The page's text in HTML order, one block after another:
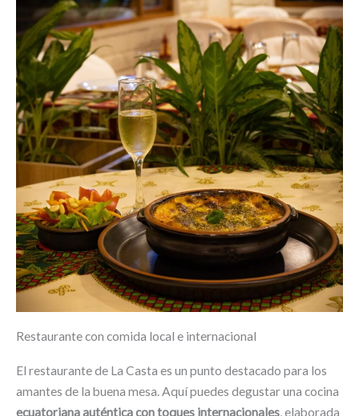
Restaurante con comida local e internacional
El restaurante de La Casta es un punto destacado para los
amantes de la buena mesa. Aquí puedes degustar una cocina
ecuatoriana auténtica con toques internacionales, elaborada